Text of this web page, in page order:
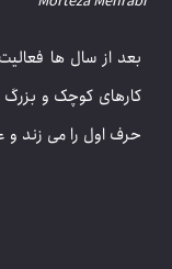
مرتضی مهرابی
Morteza Mehrabi
کارهای کوچک و